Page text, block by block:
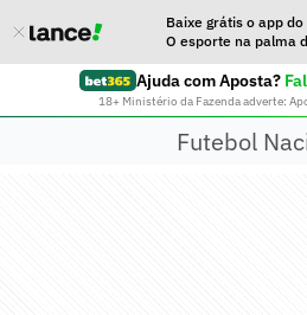
Baixe grátis o app do
O esporte na palma
Ajuda com Aposta?
18+ Ministério da Fazenda adverte:
Futebol